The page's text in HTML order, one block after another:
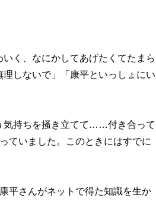
く、なにかしてあげたくてたまら
しないで」「康平といっしょにい
気持ちを掻き立てて……付き合って
ていました。このときにはすでに
平さんがネットで得た知識を生か